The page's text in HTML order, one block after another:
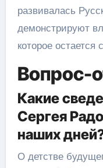
развивалась
демонстрируют
которое
Вопрос-
Какие
Сергея
наших
О детстве